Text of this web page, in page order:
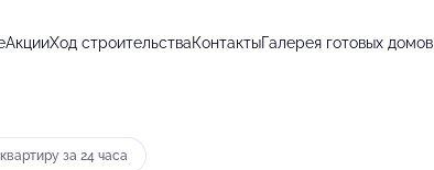
АкцииХод строительстваКонтактыГалерея готовых домов
11 069 руб.
за 24 часа